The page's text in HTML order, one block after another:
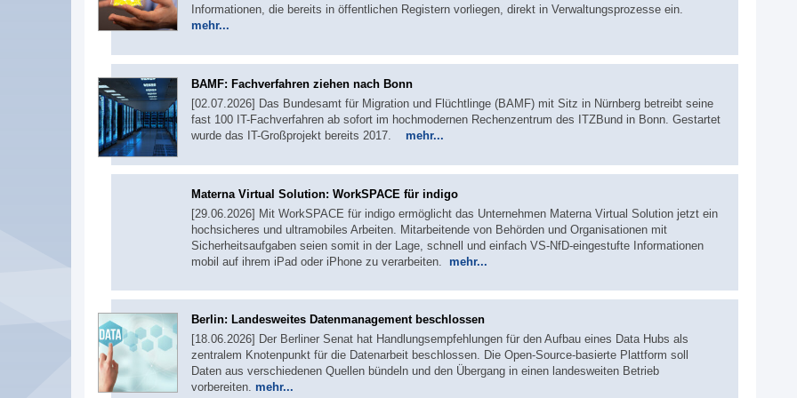
Informationen, die bereits in öffentlichen Registern vorliegen, direkt in Verwaltungsprozesse ein.
mehr...
BAMF: Fachverfahren ziehen nach Bonn
[02.07.2026] Das Bundesamt für Migration und Flüchtlinge (BAMF) mit Sitz in Nürnberg betreibt seine
fast 100 IT-Fachverfahren ab sofort im hochmodernen Rechenzentrum des ITZBund in Bonn. Gestartet
wurde das IT-Großprojekt bereits 2017. mehr...
Materna Virtual Solution: WorkSPACE für indigo
[29.06.2026] Mit WorkSPACE für indigo ermöglicht das Unternehmen Materna Virtual Solution jetzt ein
hochsicheres und ultramobiles Arbeiten. Mitarbeitende von Behörden und Organisationen mit
Sicherheitsaufgaben seien somit in der Lage, schnell und einfach VS-NfD-eingestufte Informationen
mobil auf ihrem iPad oder iPhone zu verarbeiten. mehr...
Berlin: Landesweites Datenmanagement beschlossen
[18.06.2026] Der Berliner Senat hat Handlungsempfehlungen für den Aufbau eines Data Hubs als
zentralem Knotenpunkt für die Datenarbeit beschlossen. Die Open-Source-basierte Plattform soll
Daten aus verschiedenen Quellen bündeln und den Übergang in einen landesweiten Betrieb
vorbereiten. mehr...